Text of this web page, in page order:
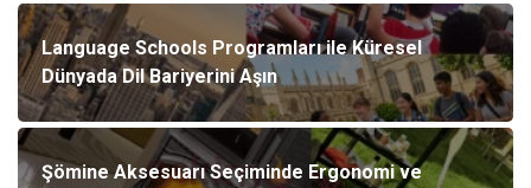
Language Schools Programları ile Küresel
Dünyada Dil Bariyerini Aşın
Şömine Aksesuarı Seçiminde Ergonomi ve